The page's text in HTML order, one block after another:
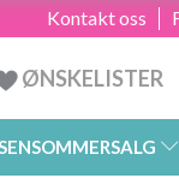
Kontakt oss
ØNSKELISTER